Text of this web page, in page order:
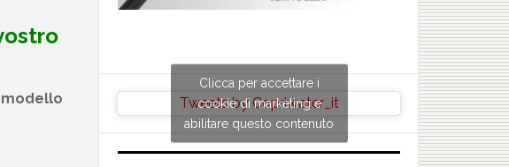
Tweets by Copriwater_it
Clicca per accettare i
cookie di marketing e
abilitare questo contenuto